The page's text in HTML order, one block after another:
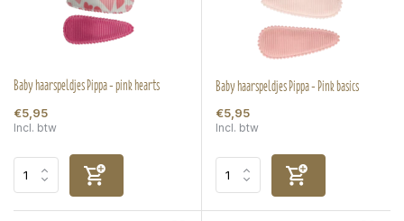
Baby haarspeldjes Pippa - pink hearts
€5,95
Incl. btw
Baby haarspeldjes Pippa - Pink basics
€5,95
Incl. btw